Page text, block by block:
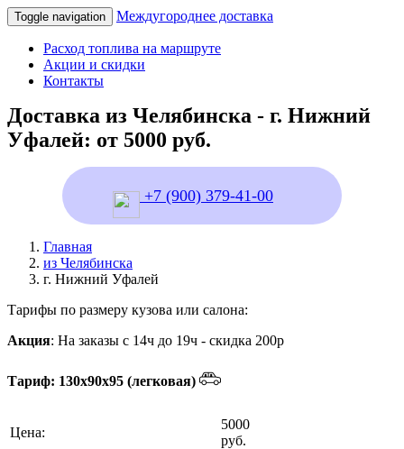
Toggle navigation Междугороднее доставка
Расход топлива на маршруте
Акции и скидки
Контакты
Доставка из Челябинска - г. Нижний
Уфалей: от 5000 руб.
+7 (900) 379-41-00
Главная
из Челябинска
г. Нижний Уфалей
Тарифы по размеру кузова или салона:
Акция: На заказы с 14ч до 19ч - скидка 200р
Тариф: 130х90х95 (легковая)
Цена:
5000
руб.